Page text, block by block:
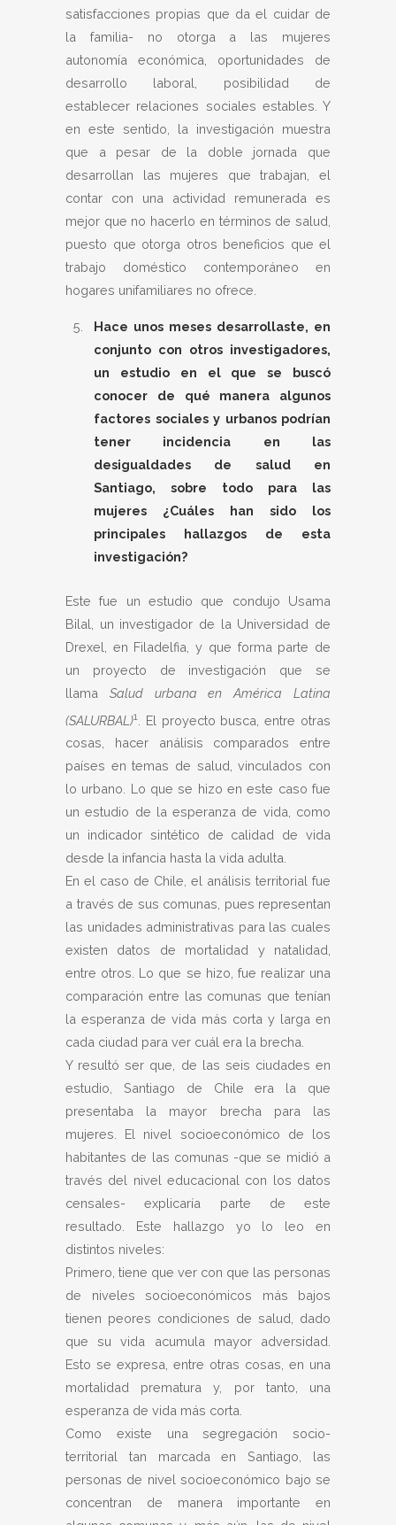
satisfacciones propias que da el cuidar de
la familia- no otorga a las mujeres
autonomía económica, oportunidades de
desarrollo laboral, posibilidad de
establecer relaciones sociales estables. Y
en este sentido, la investigación muestra
que a pesar de la doble jornada que
desarrollan las mujeres que trabajan, el
contar con una actividad remunerada es
mejor que no hacerlo en términos de salud,
puesto que otorga otros beneficios que el
trabajo doméstico contemporáneo en
hogares unifamiliares no ofrece.
Hace unos meses desarrollaste, en
conjunto con otros investigadores,
un estudio en el que se buscó
conocer de qué manera algunos
factores sociales y urbanos podrían
tener incidencia en las
desigualdades de salud en
Santiago, sobre todo para las
mujeres ¿Cuáles han sido los
principales hallazgos de esta
investigación?
Este fue un estudio que condujo Usama
Bilal, un investigador de la Universidad de
Drexel, en Filadelfia, y que forma parte de
un proyecto de investigación que se
llama Salud urbana en América Latina
(SALURBAL)1
. El proyecto busca, entre otras
cosas, hacer análisis comparados entre
países en temas de salud, vinculados con
lo urbano. Lo que se hizo en este caso fue
un estudio de la esperanza de vida, como
un indicador sintético de calidad de vida
desde la infancia hasta la vida adulta.
En el caso de Chile, el análisis territorial fue
a través de sus comunas, pues representan
las unidades administrativas para las cuales
existen datos de mortalidad y natalidad,
entre otros. Lo que se hizo, fue realizar una
comparación entre las comunas que tenían
la esperanza de vida más corta y larga en
cada ciudad para ver cuál era la brecha.
Y resultó ser que, de las seis ciudades en
estudio, Santiago de Chile era la que
presentaba la mayor brecha para las
mujeres. El nivel socioeconómico de los
habitantes de las comunas -que se midió a
través del nivel educacional con los datos
censales- explicaría parte de este
resultado. Este hallazgo yo lo leo en
distintos niveles:
Primero, tiene que ver con que las personas
de niveles socioeconómicos más bajos
tienen peores condiciones de salud, dado
que su vida acumula mayor adversidad.
Esto se expresa, entre otras cosas, en una
mortalidad prematura y, por tanto, una
esperanza de vida más corta.
Como existe una segregación socio-
territorial tan marcada en Santiago, las
personas de nivel socioeconómico bajo se
concentran de manera importante en